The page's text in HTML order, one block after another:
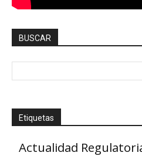
BUSCAR
Etiquetas
Actualidad